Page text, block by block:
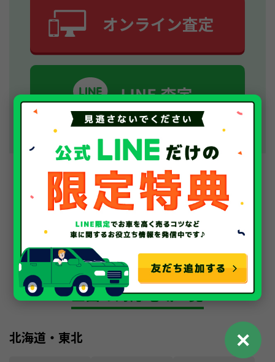
車買取・中古車査定
全国の対応地域一覧
北海道・東北 ✕